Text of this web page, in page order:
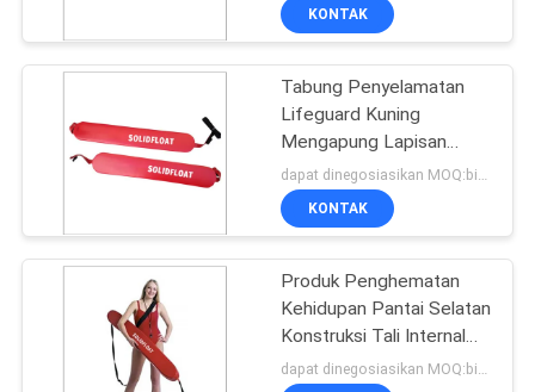
POLICY
Kursi Busa Kolam
Renang
Sadel Kolam Busa
32
KONTAK
Tabung Penyelamatan
Lifeguard Kuning
Mengapung Lapisan
Serat Polipropilena
Kepadatan Tinggi
dapat dinegosiasikan MOQ:bisa dinegosiasikan
KONTAK
Produk Penghematan
Kehidupan Pantai Selatan
Konstruksi Tali Internal
Kuat Air Dangkal